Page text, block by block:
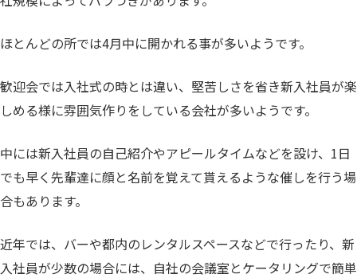
ほとんどの所では4月中に開かれる事が多いようです。
歓迎会では入社式の時とは違い、堅苦しさを省き新入社員が楽
しめる様に雰囲気作りをしている会社が多いようです。
中には新入社員の自己紹介やアピールタイムなどを設け、1日
でも早く先輩達に顔と名前を覚えて貰えるような催しを行う場
合もあります。
近年では、バーや都内のレンタルスペースなどで行ったり、新
入社員が少数の場合には、自社の会議室とケータリングで簡単